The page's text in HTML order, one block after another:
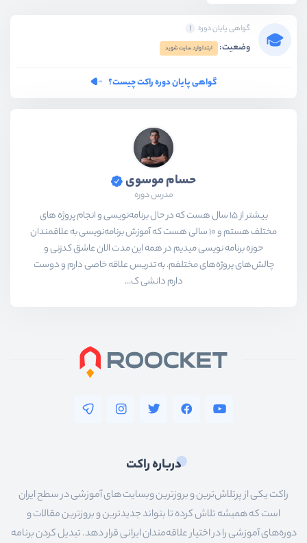
گواهی پایان دوره
وضعیت: ابتدا وارد سایت شوید
گواهی پایان دوره راکت چیست؟
حسام موسوی
مدرس دوره
بیشتر از ۱۵ سال هست که در حال برنامه‌نویسی و انجام پروژه های
مختلف هستم و ۱۰ سالی هست که آموزش برنامه‌نویسی به علاقمندان
حوزه برنامه نویسی میدیم در همه این مدت الان عاشق کدزنی و
چالش‌های پروژه‌های مختلفم. به تدریس علاقه خاصی دارم و دوست
دارم دانشی ک...
درباره راکت
راکت یکی از پرتلاش‌ترین و بروزترین وبسایت های آموزشی در سطح ایران
است که همیشه تلاش کرده تا بتواند جدیدترین و بروزترین مقالات و
دوره‌های آموزشی را در اختیار علاقه‌مندان ایرانی قرار دهد. تبدیل کردن برنامه